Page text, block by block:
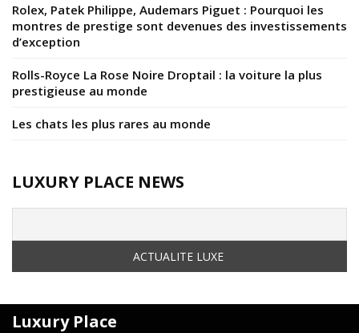
Rolex, Patek Philippe, Audemars Piguet : Pourquoi les
montres de prestige sont devenues des investissements
d’exception
Rolls-Royce La Rose Noire Droptail : la voiture la plus
prestigieuse au monde
Les chats les plus rares au monde
LUXURY PLACE NEWS
Luxury Place